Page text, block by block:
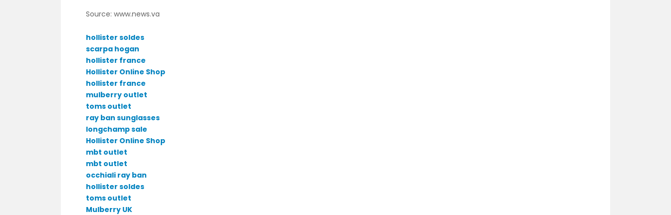
Source: www.news.va
hollister soldes
scarpa hogan
hollister france
Hollister Online Shop
hollister france
mulberry outlet
toms outlet
ray ban sunglasses
longchamp sale
Hollister Online Shop
mbt outlet
mbt outlet
occhiali ray ban
hollister soldes
toms outlet
Mulberry UK